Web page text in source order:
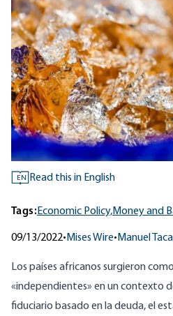
EN Read this in English
Tags:Economic Policy,Money and
09/13/2022• Mises Wire• Manuel
Los países africanos surgieron
«independientes» en un contexto
fiduciario basado en la deuda, el